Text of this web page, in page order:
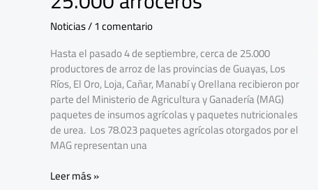
Noticias/1 comentario
Hasta el pasado 4 de septiembre, cerca de 25.000
productores de arroz de las provincias de Guayas, Los
Ríos, El Oro, Loja, Cañar, Manabí y Orellana recibieron por
parte del Ministerio de Agricultura y Ganadería (MAG)
paquetes de insumos agrícolas y paquetes nutricionales
de urea. Los 78.023 paquetes agrícolas otorgados por el
MAG representan una
cerca
de
25.000
arroceros
Leer más »